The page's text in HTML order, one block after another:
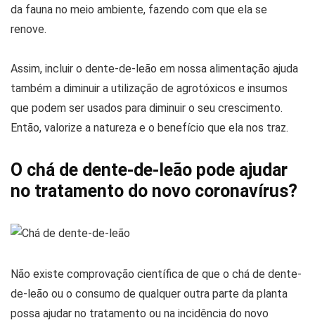
da fauna no meio ambiente, fazendo com que ela se
renove.
Assim, incluir o dente-de-leão em nossa alimentação ajuda
também a diminuir a utilização de agrotóxicos e insumos
que podem ser usados para diminuir o seu crescimento.
Então, valorize a natureza e o benefício que ela nos traz.
O chá de dente-de-leão pode ajudar
no tratamento do novo coronavírus?
Não existe comprovação científica de que o chá de dente-
de-leão ou o consumo de qualquer outra parte da planta
possa ajudar no tratamento ou na incidência do novo